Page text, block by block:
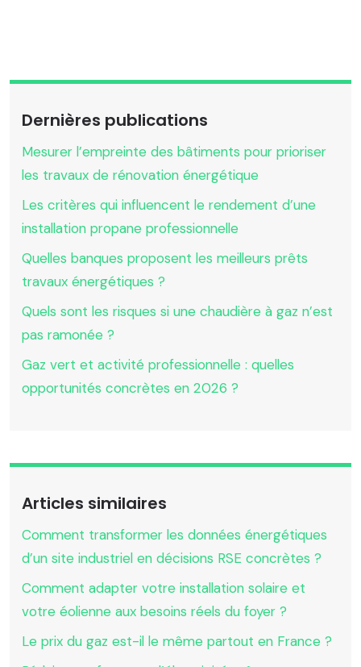
Dernières publications
Mesurer l’empreinte des bâtiments pour prioriser
les travaux de rénovation énergétique
Les critères qui influencent le rendement d’une
installation propane professionnelle
Quelles banques proposent les meilleurs prêts
travaux énergétiques ?
Quels sont les risques si une chaudière à gaz n’est
pas ramonée ?
Gaz vert et activité professionnelle : quelles
opportunités concrètes en 2026 ?
Articles similaires
Comment transformer les données énergétiques
d’un site industriel en décisions RSE concrètes ?
Comment adapter votre installation solaire et
votre éolienne aux besoins réels du foyer ?
Le prix du gaz est-il le même partout en France ?